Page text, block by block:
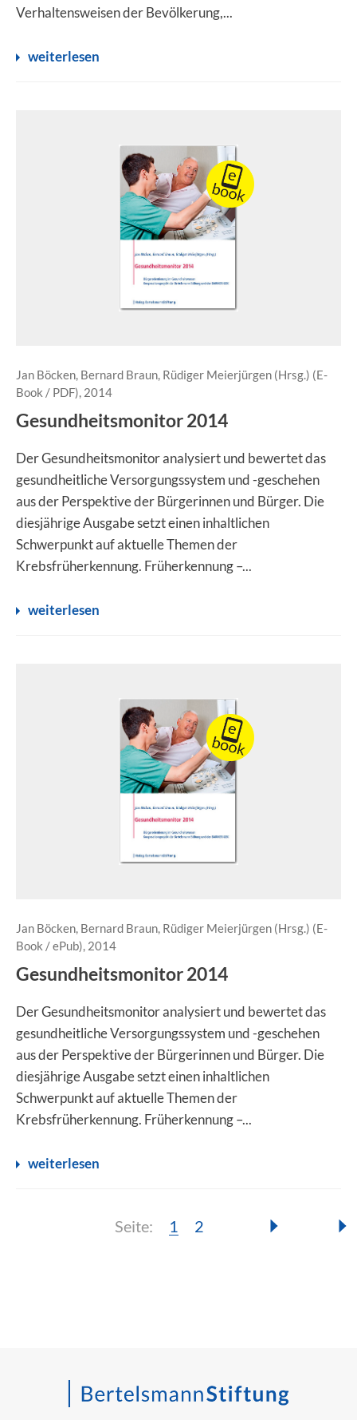
Verhaltensweisen der Bevölkerung,...
weiterlesen
Jan Böcken, Bernard Braun, Rüdiger Meierjürgen (Hrsg.) (E-
Book / PDF), 2014
Gesundheitsmonitor 2014
Der Gesundheitsmonitor analysiert und bewertet das
gesundheitliche Versorgungssystem und -geschehen
aus der Perspektive der Bürgerinnen und Bürger. Die
diesjährige Ausgabe setzt einen inhaltlichen
Schwerpunkt auf aktuelle Themen der
Krebsfrüherkennung. Früherkennung –...
weiterlesen
Jan Böcken, Bernard Braun, Rüdiger Meierjürgen (Hrsg.) (E-
Book / ePub), 2014
Gesundheitsmonitor 2014
Der Gesundheitsmonitor analysiert und bewertet das
gesundheitliche Versorgungssystem und -geschehen
aus der Perspektive der Bürgerinnen und Bürger. Die
diesjährige Ausgabe setzt einen inhaltlichen
Schwerpunkt auf aktuelle Themen der
Krebsfrüherkennung. Früherkennung –...
weiterlesen
Seite: Seite:
1 Seite:
2